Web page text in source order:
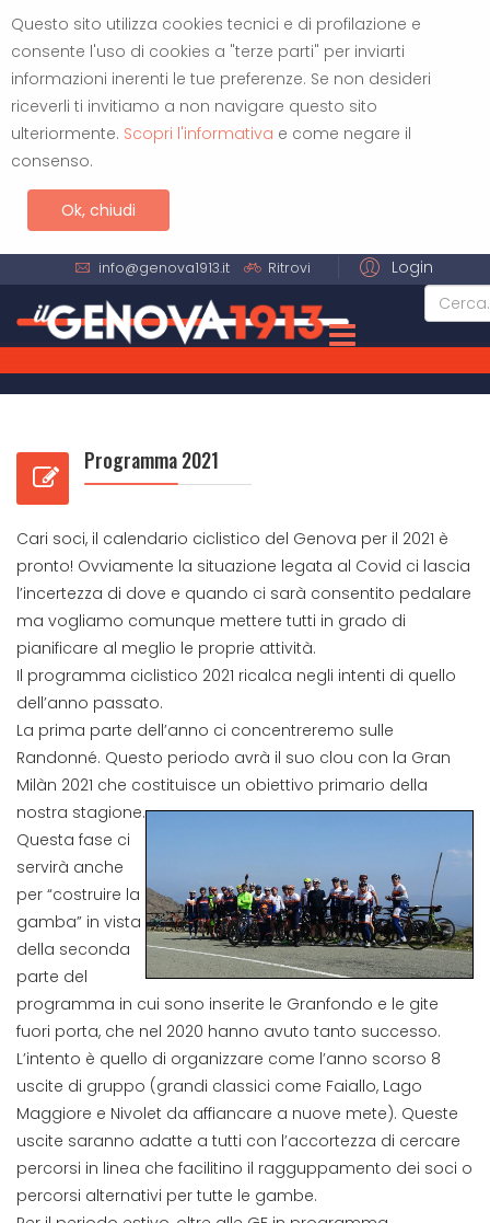
Questo sito utilizza cookies tecnici e di profilazione e
consente l'uso di cookies a "terze parti" per inviarti
informazioni inerenti le tue preferenze. Se non desideri
riceverli ti invitiamo a non navigare questo sito
ulteriormente. Scopri l'informativa e come negare il
consenso.
Ok, chiudi
Login
info@genova1913.it Ritrovi
Programma 2021
Cari soci, il calendario ciclistico del Genova per il 2021 è
pronto! Ovviamente la situazione legata al Covid ci lascia
l’incertezza di dove e quando ci sarà consentito pedalare
ma vogliamo comunque mettere tutti in grado di
pianificare al meglio le proprie attività.
Il programma ciclistico 2021 ricalca negli intenti di quello
dell’anno passato.
La prima parte dell’anno ci concentreremo sulle
Randonné. Questo periodo avrà il suo clou con la Gran
Milàn 2021 che costituisce un obiettivo primario della
nostra stagione.
Questa fase ci
servirà anche
per “costruire la
gamba” in vista
della seconda
parte del
programma in cui sono inserite le Granfondo e le gite
fuori porta, che nel 2020 hanno avuto tanto successo.
L’intento è quello di organizzare come l’anno scorso 8
uscite di gruppo (grandi classici come Faiallo, Lago
Maggiore e Nivolet da affiancare a nuove mete). Queste
uscite saranno adatte a tutti con l’accortezza di cercare
percorsi in linea che facilitino il ragguppamento dei soci o
percorsi alternativi per tutte le gambe.